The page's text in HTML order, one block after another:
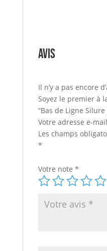
Avis
Il n’y a pas encore
Soyez le premier à
“Bas de Ligne
Votre adresse e-
Les champs
*
Votre note *